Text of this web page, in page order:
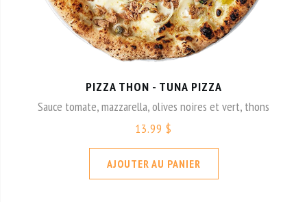
PIZZA THON - TUNA PIZZA
Sauce tomate, mazzarella, olives noires et vert, thons
13.99 $
AJOUTER AU PANIER